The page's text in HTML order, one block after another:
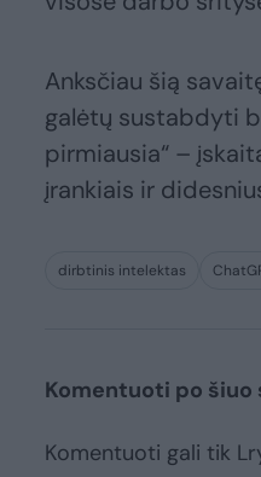
Anksčiau šią
galėtų sustabdyti
pirmiausia“ –
įrankiais ir
dirbtinis intelektas
Komentuoti po
Komentuoti gali tik